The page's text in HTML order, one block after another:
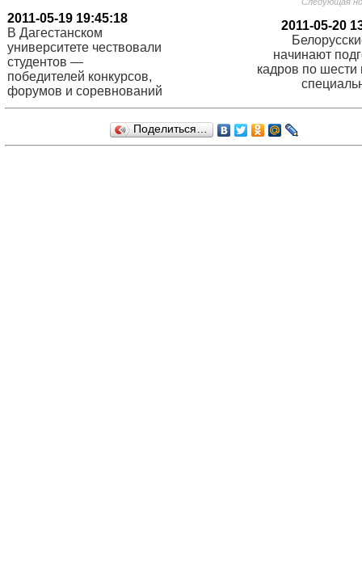
2011-05-19 19:45:18
В Дагестанском
университете чествовали
студентов —
победителей конкурсов,
форумов и соревнований
2011-05-20
начинают
кадров по
Поделиться…